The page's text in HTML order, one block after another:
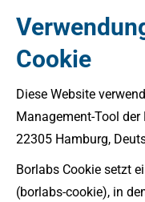
Cookie
Diese Website
Management-Tool der
22305 Hamburg,
Borlabs Cookie setzt
(borlabs-cookie), in